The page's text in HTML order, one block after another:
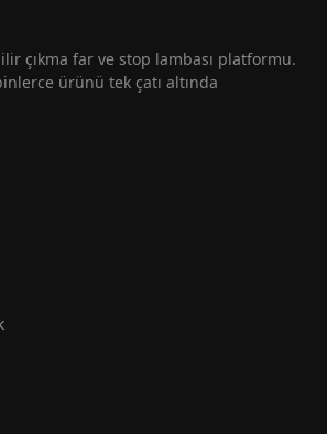
çıkma far ve stop lambası platformu.
ürünü tek çatı altında